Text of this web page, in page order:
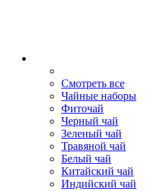
Смотреть все
Чайные наборы
Фиточай
Черный чай
Зеленый чай
Травяной чай
Белый чай
Китайский чай
Индийский чай